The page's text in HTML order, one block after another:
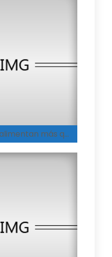
Hay abrazos que alimentan más que cualquier plato